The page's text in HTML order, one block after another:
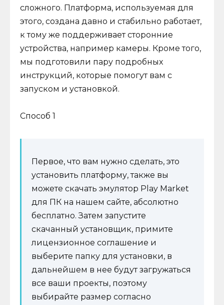
сложного. Платформа, используемая для
этого, создана давно и стабильно работает,
к тому же поддерживает сторонние
устройства, например камеры. Кроме того,
мы подготовили пару подробных
инструкций, которые помогут вам с
запуском и установкой.
Способ 1
Первое, что вам нужно сделать, это
установить платформу, также вы
можете скачать эмулятор Play Market
для ПК на нашем сайте, абсолютно
бесплатно. Затем запустите
скачанный установщик, примите
лицензионное соглашение и
выберите папку для установки, в
дальнейшем в нее будут загружаться
все ваши проекты, поэтому
выбирайте размер согласно